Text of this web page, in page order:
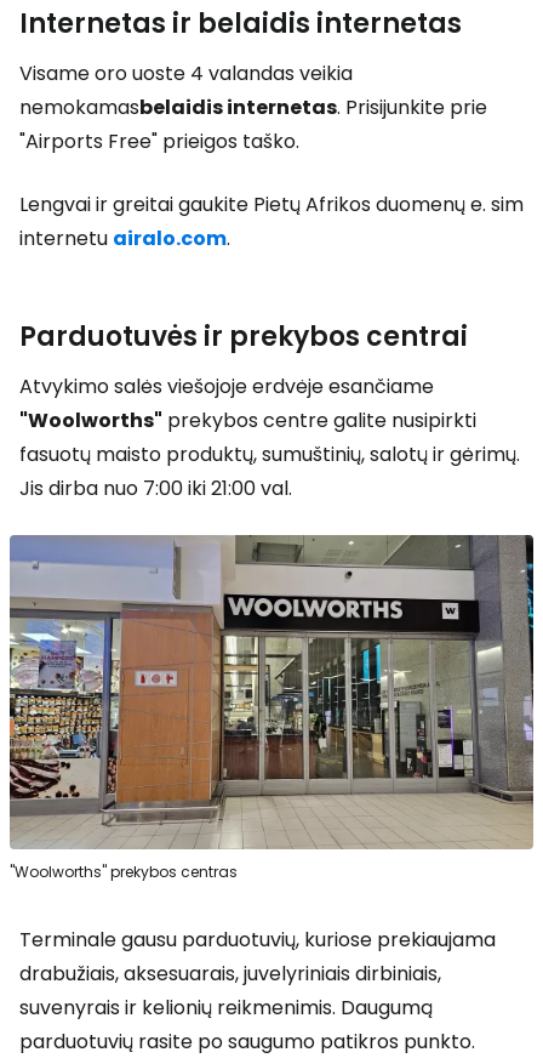
Internetas ir belaidis internetas
Visame oro uoste 4 valandas veikia
nemokamasbelaidis internetas. Prisijunkite prie
"Airports Free" prieigos taško.
Lengvai ir greitai gaukite Pietų Afrikos duomenų e. sim
internetu airalo.com.
Parduotuvės ir prekybos centrai
Atvykimo salės viešojoje erdvėje esančiame
"Woolworths" prekybos centre galite nusipirkti
fasuotų maisto produktų, sumuštinių, salotų ir gėrimų.
Jis dirba nuo 7:00 iki 21:00 val.
"Woolworths" prekybos centras
Terminale gausu parduotuvių, kuriose prekiaujama
drabužiais, aksesuarais, juvelyriniais dirbiniais,
suvenyrais ir kelionių reikmenimis. Daugumą
parduotuvių rasite po saugumo patikros punkto.